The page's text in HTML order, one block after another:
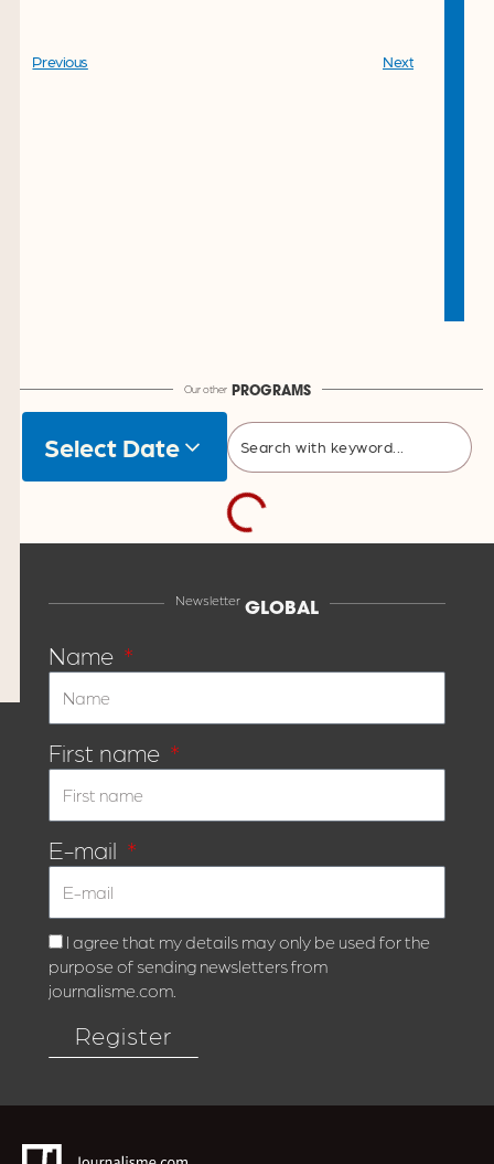
Previous Next
Our other PROGRAMS
Select Date
Newsletter
GLOBAL
Name
First name
E-mail
I agree that my details may only be used for the
purpose of sending newsletters from
journalisme.com.
Register